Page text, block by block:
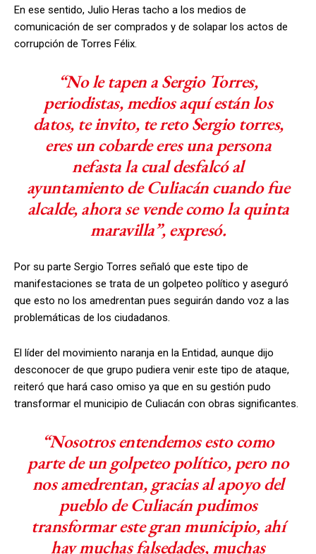
En ese sentido, Julio Heras tacho a los medios de
comunicación de ser comprados y de solapar los actos de
corrupción de Torres Félix.
“No le tapen a Sergio Torres,
periodistas, medios aquí están los
datos, te invito, te reto Sergio torres,
eres un cobarde eres una persona
nefasta la cual desfalcó al
ayuntamiento de Culiacán cuando fue
alcalde, ahora se vende como la quinta
maravilla”, expresó.
Por su parte Sergio Torres señaló que este tipo de
manifestaciones se trata de un golpeteo político y aseguró
que esto no los amedrentan pues seguirán dando voz a las
problemáticas de los ciudadanos.
El líder del movimiento naranja en la Entidad, aunque dijo
desconocer de que grupo pudiera venir este tipo de ataque,
reiteró que hará caso omiso ya que en su gestión pudo
transformar el municipio de Culiacán con obras significantes.
“Nosotros entendemos esto como
parte de un golpeteo político, pero no
nos amedrentan, gracias al apoyo del
pueblo de Culiacán pudimos
transformar este gran municipio, ahí
hay muchas falsedades, muchas